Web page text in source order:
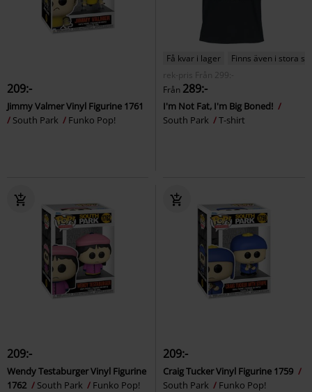
209:-
Jimmy Valmer Vinyl Figurine 1761
South Park
Funko Pop!
Få kvar i lager
Finns även i stora
rek-pris
Från 299:-
Från 289:-
I'm Not Fat, I'm Big Boned!
South Park
T-shirt
209:-
Wendy Testaburger Vinyl Figurine
1762
South Park Funko Pop!
209:-
Craig Tucker Vinyl Figurine 1759
South Park
Funko Pop!